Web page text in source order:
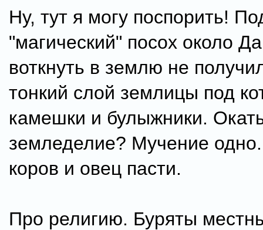
Ну, тут я могу поспорить!
"магический" посох около
воткнуть в землю не
тонкий слой землицы под
камешки и булыжники.
земледелие? Мучение
коров и овец пасти.
Про религию. Буряты